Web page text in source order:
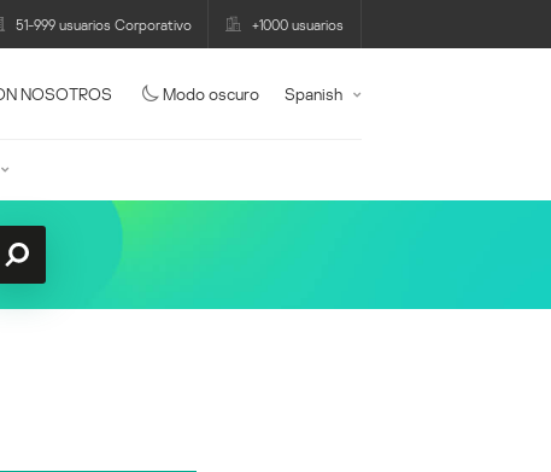
51-999 usuarios Corporativo +1000 usuarios
NOSOTROS Modo oscuro Spanish